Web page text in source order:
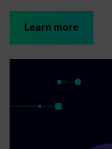
Learn more